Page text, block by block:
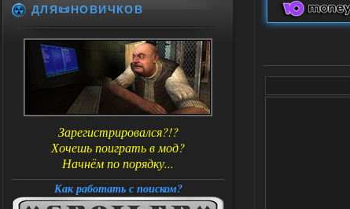
ДЛЯ📜НОВИЧКОВ
Зарегистрировался?!?
Хочешь поиграть в мод?
Начнём по порядку...
Как работать с поиском?